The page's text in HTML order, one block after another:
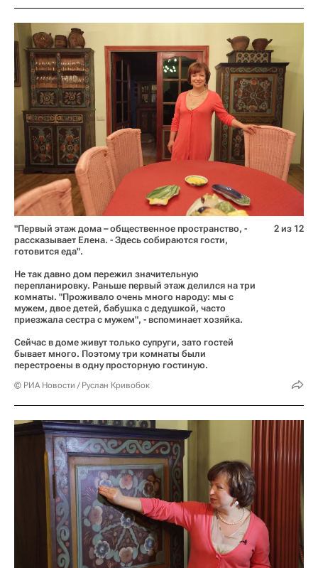
"Первый этаж дома – общественное пространство, -
рассказывает Елена. - Здесь собираются гости,
готовится еда".
Не так давно дом пережил значительную
перепланировку. Раньше первый этаж делился на три
комнаты. "Проживало очень много народу: мы с
мужем, двое детей, бабушка с дедушкой, часто
приезжала сестра с мужем", - вспоминает хозяйка.
Сейчас в доме живут только супруги, зато гостей
бывает много. Поэтому три комнаты были
перестроены в одну просторную гостиную.
© РИА Новости / Руслан Кривобок
2 из 12